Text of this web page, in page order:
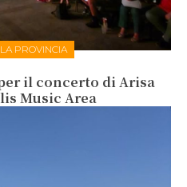
PROVINCIA
il concerto di Arisa
Music Area